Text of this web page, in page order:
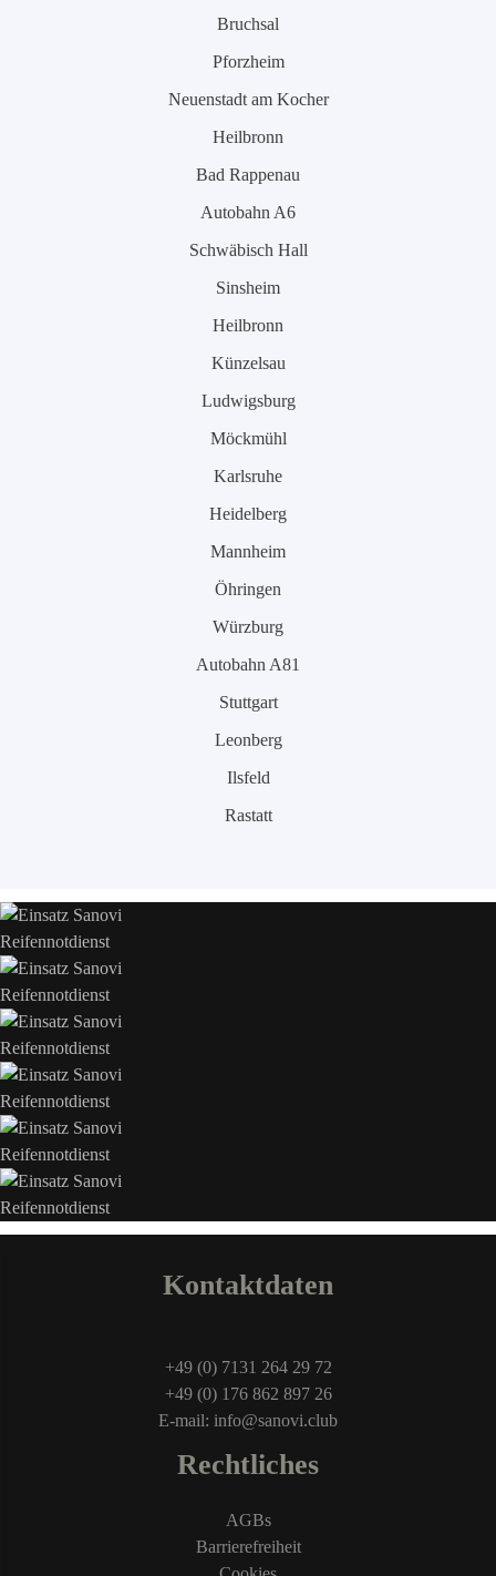
Bruchsal
Pforzheim
Neuenstadt am Kocher
Heilbronn
Bad Rappenau
Autobahn A6
Schwäbisch Hall
Sinsheim
Heilbronn
Künzelsau
Ludwigsburg
Möckmühl
Karlsruhe
Heidelberg
Mannheim
Öhringen
Würzburg
Autobahn A81
Stuttgart
Leonberg
Ilsfeld
Rastatt
Kontaktdaten
+49 (0) 7131 264 29 72
+49 (0) 176 862 897 26
E-mail: info@sanovi.club
Rechtliches
AGBs
Barrierefreiheit